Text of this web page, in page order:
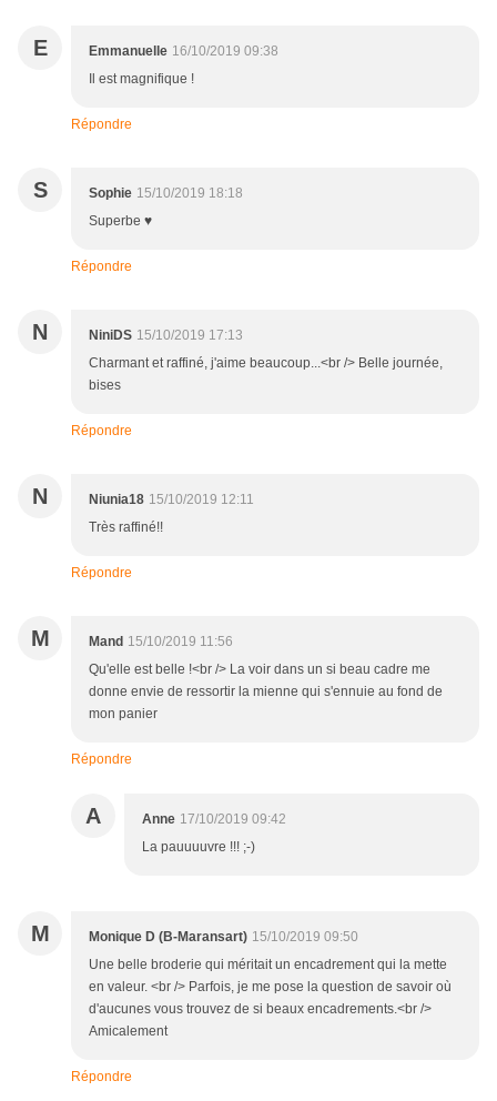
E Emmanuelle 16/10/2019 09:38
Il est magnifique !
Répondre
S Sophie 15/10/2019 18:18
Superbe ♥
Répondre
N NiniDS 15/10/2019 17:13
Charmant et raffiné, j'aime beaucoup...<br /> Belle journée,
bises
Répondre
N Niunia18 15/10/2019 12:11
Très raffiné!!
Répondre
M Mand 15/10/2019 11:56
Qu'elle est belle !<br /> La voir dans un si beau cadre me
donne envie de ressortir la mienne qui s'ennuie au fond de
mon panier
Répondre
A Anne 17/10/2019 09:42
La pauuuuvre !!! ;-)
M Monique D (B-Maransart) 15/10/2019 09:50
Une belle broderie qui méritait un encadrement qui la mette
en valeur. <br /> Parfois, je me pose la question de savoir où
d'aucunes vous trouvez de si beaux encadrements.<br />
Amicalement
Répondre